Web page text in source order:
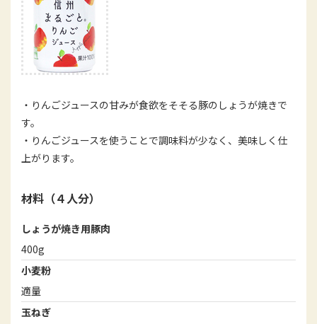
・りんごジュースの甘みが食欲をそそる豚のしょうが焼きで
す。
・りんごジュースを使うことで調味料が少なく、美味しく仕
上がります。
材料（４人分）
しょうが焼き用豚肉
400g
小麦粉
適量
玉ねぎ